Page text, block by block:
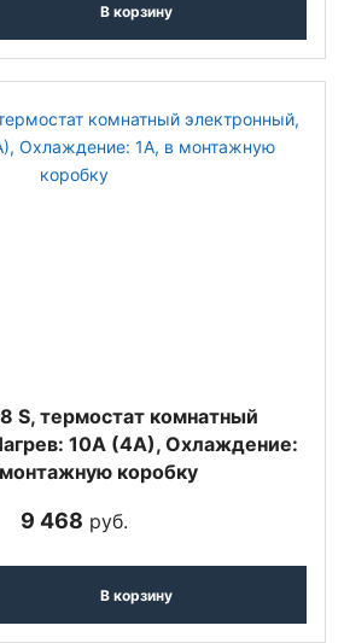
В корзину
S, термостат комнатный
10А (4А), Охлаждение:
коробку
9 468 руб.
В корзину